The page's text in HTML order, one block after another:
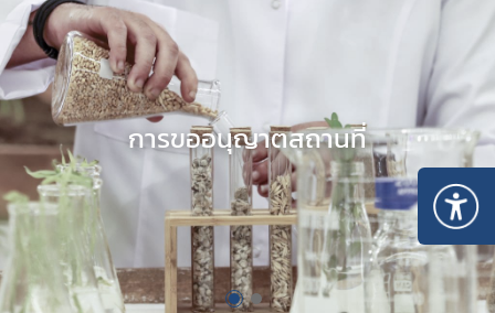
การขออนุญาตสถานที่